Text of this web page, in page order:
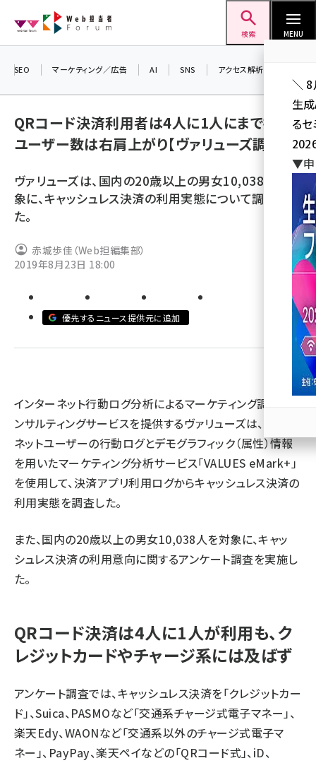
ン
検索 MENU
ai (2807)
セミナー (2307)
meo (1275)
SEO マーケティング／広告 AI SNS アクセス解析／データ分析
QRコード決済利用者は4人に1人にまで拡大。
ユーザー数は右肩上がり【ヴァリューズ調べ】
ヴァリューズは、国内の20歳以上の男女10,038人を対
象に、キャッシュレス決済の利用実態について調査し
た。
赤城歩佳（Web担編集部）
2019年8月23日 18:00
優先するニュース提供元に追加
インターネット行動ログ分析によるマーケティング調査・コ
ンサルティングサービスを提供するヴァリューズは、一般
ネットユーザーの行動ログとデモグラフィック（属性）情報
を用いたマーケティング分析サービス「VALUES eMark+」
を使用して、決済アプリ利用ログからキャッシュレス決済の
利用実態を調査した。
また、国内の20歳以上の男女10,038人を対象に、キャッ
シュレス決済の利用意向に関するアンケート調査を実施し
た。
QRコード決済は4人に1人が利用も、ク
レジットカードやチャージ系には及ばず
アンケート調査では、キャッシュレス決済を「クレジットカー
ド」、Suica、PASMOなど「交通系チャージ式電子マネー」、
楽天Edy、WAONなど「交通系以外のチャージ式電子マ
ネー」、PayPay、楽天ペイなどの「QRコード式」、iD、
＼ 8
生
る
▼申